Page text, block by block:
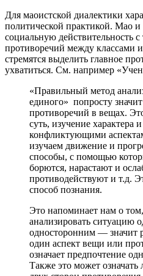
Для маоистской диалектики
политической практикой. Мао
социальную действительность
противоречий между классами
стремятся выделить главное
ухватиться. См. например
«Правильный метод
единого» попросту
противоречий в вещах.
суть, изучение характера
конфликтующими
изучаем движение и
способы, с помощью
борются, нарастают и
противодействуют и т.д.
способ познания.
Это напоминает нам о
анализировать ситуацию
односторонним — значит
один аспект вещи или
означает предпочтение
Также это может означать